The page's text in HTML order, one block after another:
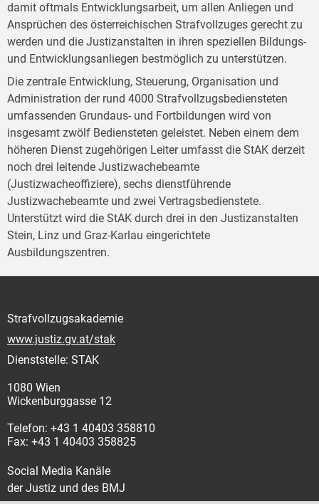
damit oftmals Entwicklungsarbeit, um allen Anliegen und
Ansprüchen des österreichischen Strafvollzuges gerecht zu
werden und die Justizanstalten in ihren speziellen Bildungs-
und Entwicklungsanliegen bestmöglich zu unterstützen.
Die zentrale Entwicklung, Steuerung, Organisation und
Administration der rund 4000 Strafvollzugsbediensteten
umfassenden Grundaus- und Fortbildungen wird von
insgesamt zwölf Bediensteten geleistet. Neben einem dem
höheren Dienst zugehörigen Leiter umfasst die StAK derzeit
noch drei leitende Justizwachebeamte
(Justizwacheoffiziere), sechs dienstführende
Justizwachebeamte und zwei Vertragsbedienstete.
Unterstützt wird die StAK durch drei in den Justizanstalten
Stein, Linz und Graz-Karlau eingerichtete
Ausbildungszentren.
Strafvollzugsakademie
www.justiz.gv.at/stak
Dienststelle: STAK
1080 Wien
Wickenburggasse 12
Telefon: +43 1 40403 358810
Fax: +43 1 40403 358825
Social Media Kanäle
der Justiz und des BMJ